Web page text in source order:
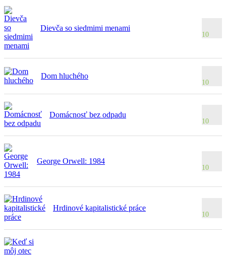
Dievča so siedmimi menami
10
Dom hluchého
10
Domácnosť bez odpadu
10
George Orwell: 1984
10
Hrdinové kapitalistické práce
10